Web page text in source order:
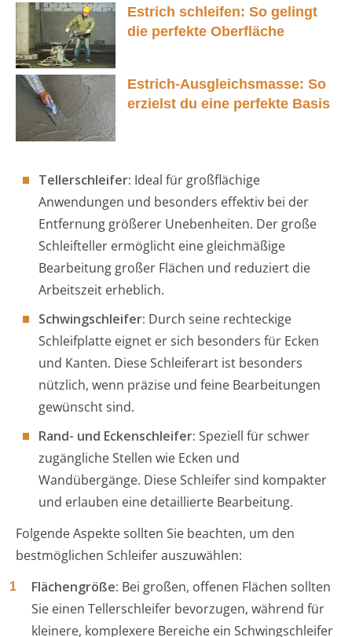
Estrich schleifen: So gelingt
die perfekte Oberfläche
Estrich-Ausgleichsmasse: So
erzielst du eine perfekte Basis
Tellerschleifer: Ideal für großflächige
Anwendungen und besonders effektiv bei der
Entfernung größerer Unebenheiten. Der große
Schleifteller ermöglicht eine gleichmäßige
Bearbeitung großer Flächen und reduziert die
Arbeitszeit erheblich.
Schwingschleifer: Durch seine rechteckige
Schleifplatte eignet er sich besonders für Ecken
und Kanten. Diese Schleiferart ist besonders
nützlich, wenn präzise und feine Bearbeitungen
gewünscht sind.
Rand- und Eckenschleifer: Speziell für schwer
zugängliche Stellen wie Ecken und
Wandübergänge. Diese Schleifer sind kompakter
und erlauben eine detaillierte Bearbeitung.
Folgende Aspekte sollten Sie beachten, um den
bestmöglichen Schleifer auszuwählen:
Flächengröße: Bei großen, offenen Flächen sollten
Sie einen Tellerschleifer bevorzugen, während für
kleinere, komplexere Bereiche ein Schwingschleifer